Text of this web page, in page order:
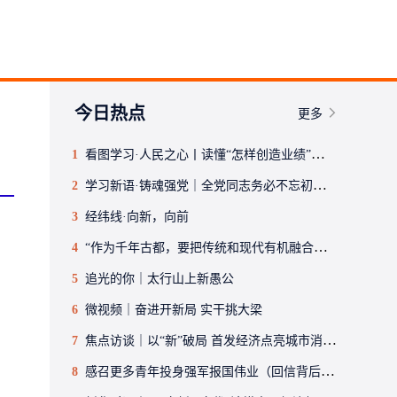
今日热点 更多
1 看图学习·人民之心丨读懂“怎样创造业绩”的实干路径
2 学习新语·铸魂强党｜全党同志务必不忘初心、牢记使命
3 经纬线·向新，向前
4 “作为千年古都，要把传统和现代有机融合在一起”
5 追光的你｜太行山上新愚公
6 微视频｜奋进开新局 实干挑大梁
7 焦点访谈｜以“新”破局 首发经济点亮城市消费活力
8 感召更多青年投身强军报国伟业（回信背后的故事·传承红色基因）